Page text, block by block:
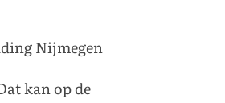
Nijmegen
kan op de